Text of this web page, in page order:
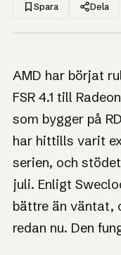
Spara Dela
AMD
4.1 till RX
korten –
utlovat
Vassare
generationens
förtid.
AMD har börjat
FSR 4.1 till
som bygger på
har hittills varit
serien, och
juli. Enligt
bättre än väntat,
redan nu. Den